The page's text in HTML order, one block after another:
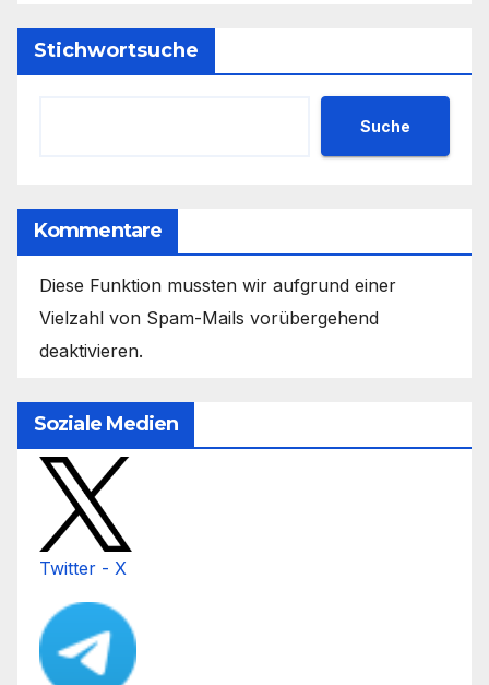
Stichwortsuche
Suche
Kommentare
Diese Funktion mussten wir aufgrund einer
Vielzahl von Spam-Mails vorübergehend
deaktivieren.
Soziale Medien
Twitter - X